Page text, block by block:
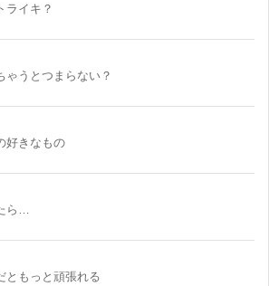
ライキ？
ゃうとつまらない？
好きなもの
ら…
ともっと頑張れる